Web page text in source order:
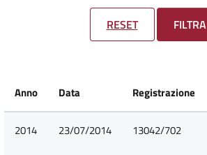
RESET FILTRA
Anno Data Registrazione
2014 23/07/2014 13042/702